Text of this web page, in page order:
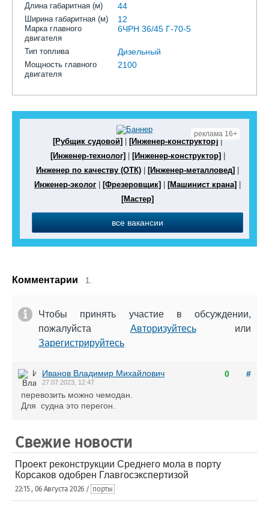
Длина габаритная (м) 44
Ширина габаритная (м) 12
Марка главного
двигателя
6ЧРН 36/45 Г-70-5
Тип топлива Дизельный
Мощность главного
двигателя
2100
реклама 16+
[Рубщик судовой] | [Инженер-конструктор] |
[Инженер-технолог]| [Инженер-конструктор]|
Инженер по качеству (ОТК) | [Инженер-металловед] |
Инженер-эколог | [Фрезеровщик] | [Машинист крана] |
[Мастер]
все вакансии
Комментарии 1.
Чтобы принять участие в обсуждении,
пожалуйста Авторизуйтесьили
Зарегистрируйтесь
0 #
Иванов Владимир Михайлович
27.07.2023, 12:47
перевозить можно чемодан.
Для судна это перегон.
Свежие новости
Проект реконструкции Среднего мола в порту
Корсаков одобрен Главгосэкспертизой
22:15 , 06 Августа 2026 / порты